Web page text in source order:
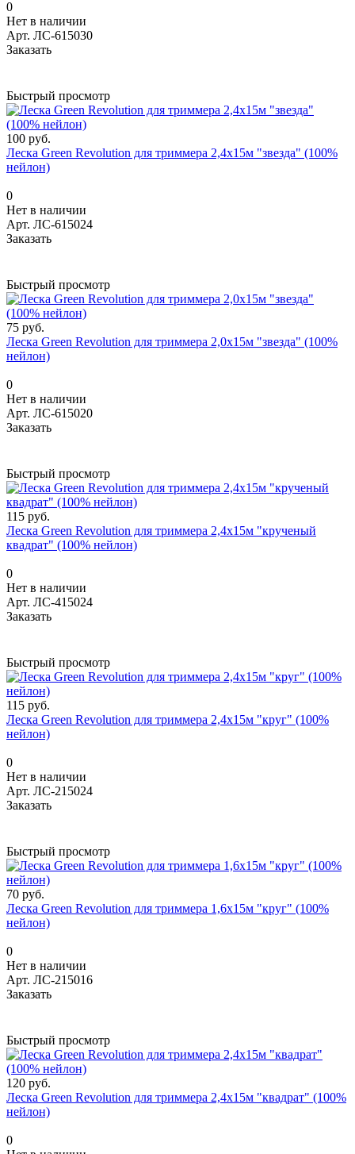
0
Нет в наличии
Арт. ЛС-615030
Заказать
Быстрый просмотр
100 руб.
Леска Green Revolution для триммера 2,4х15м "звезда" (100%
нейлон)
0
Нет в наличии
Арт. ЛС-615024
Заказать
Быстрый просмотр
75 руб.
Леска Green Revolution для триммера 2,0х15м "звезда" (100%
нейлон)
0
Нет в наличии
Арт. ЛС-615020
Заказать
Быстрый просмотр
115 руб.
Леска Green Revolution для триммера 2,4х15м "крученый
квадрат" (100% нейлон)
0
Нет в наличии
Арт. ЛС-415024
Заказать
Быстрый просмотр
115 руб.
Леска Green Revolution для триммера 2,4х15м "круг" (100%
нейлон)
0
Нет в наличии
Арт. ЛС-215024
Заказать
Быстрый просмотр
70 руб.
Леска Green Revolution для триммера 1,6х15м "круг" (100%
нейлон)
0
Нет в наличии
Арт. ЛС-215016
Заказать
Быстрый просмотр
120 руб.
Леска Green Revolution для триммера 2,4х15м "квадрат" (100%
нейлон)
0